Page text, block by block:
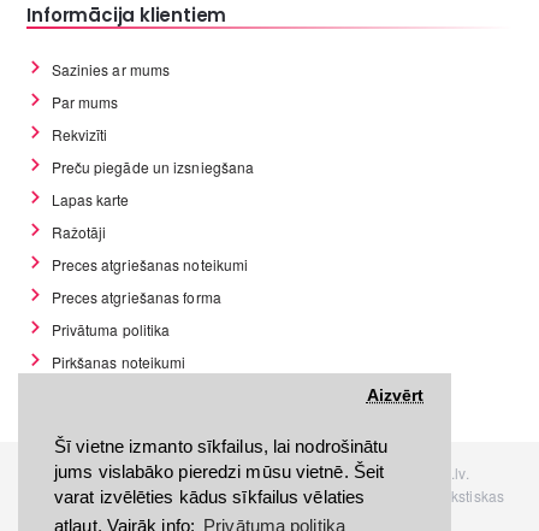
Šī vietne izmanto sīkfailus, lai nodrošinātu
jums vislabāko pieredzi mūsu vietnē. Šeit
varat izvēlēties kādus sīkfailus vēlaties
atļaut. Vairāk info: Privātuma politika
Aizvērt
Informācija klientiem
Sazinies ar mums
Par mums
Rekvizīti
Preču piegāde un izsniegšana
Lapas karte
Ražotāji
Preces atgriešanas noteikumi
Preces atgriešanas forma
Privātuma politika
Pirkšanas noteikumi
Visas tiesības rezervētas. Interneta veikals www.Discomania.lv.
Jebkuras Discomania.lv informācijas pārpublicēšana, bez rakstiskas
atļaujas, stingri aizliegta.